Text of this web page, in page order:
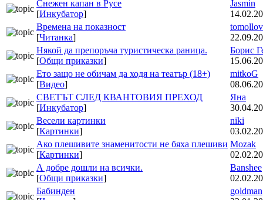
Снежен капан в Русе
[Инкубатор]
Jasmin
Времена на показност
[Читанка]
tomollov
Някой да препоръча туристическа раница.
[Общи приказки]
Борис
Ето защо не обичам да ходя на театър (18+)
[Видео]
mitkoG
СВЕТЪТ СЛЕД КВАНТОВИЯ ПРЕХОД
[Инкубатор]
Яна
Весели картинки
[Картинки]
niki
Ако плешивите знаменитости не бяха плешиви
[Картинки]
Mozak
А добре дошли на всички.
[Общи приказки]
Banshee
Бабинден
goldman